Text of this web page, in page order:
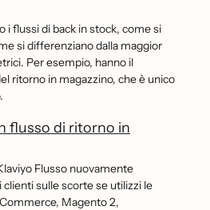
i flussi di back in stock, come si
si differenziano dalla maggior
Per esempio, hanno il
ritorno in magazzino, che è unico
flusso di ritorno in
Flusso nuovamente
clienti sulle scorte se utilizzi le
Magento 2,